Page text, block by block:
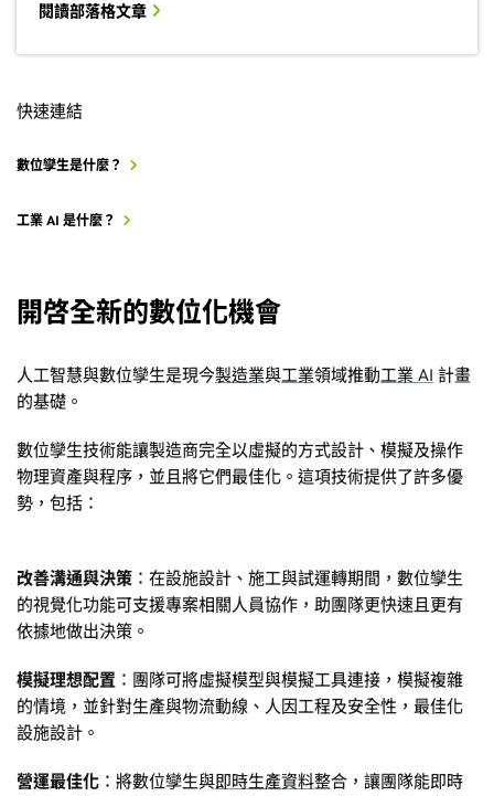
閱讀部落格文章
快速連結
數位孿生是什麼？
工業 AI 是什麼？
開啓全新的數位化機會
人工智慧與數位孿生是現今製造業與工業領域推動工業 AI 計畫
的基礎。
數位孿生技術能讓製造商完全以虛擬的方式設計、模擬及操作
物理資產與程序，並且將它們最佳化。這項技術提供了許多優
勢，包括：
改善溝通與決策 ：在設施設計、施工與試運轉期間，數位孿生
的視覺化功能可支援專案相關人員協作，助團隊更快速且更有
依據地做出決策。
模擬理想配置 ：團隊可將虛擬模型與模擬工具連接，模擬複雜
的情境，並針對生產與物流動線、人因工程及安全性，最佳化
設施設計。
營運最佳化 ：將數位孿生與即時生產資料整合，讓團隊能即時